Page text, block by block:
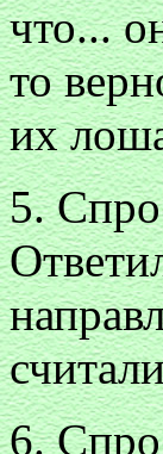
что...
то
их
5.
6.